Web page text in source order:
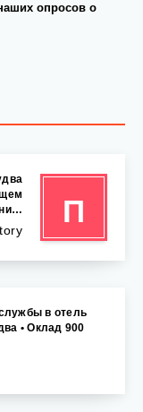
опросов о
П
в отель
• Оклад 900